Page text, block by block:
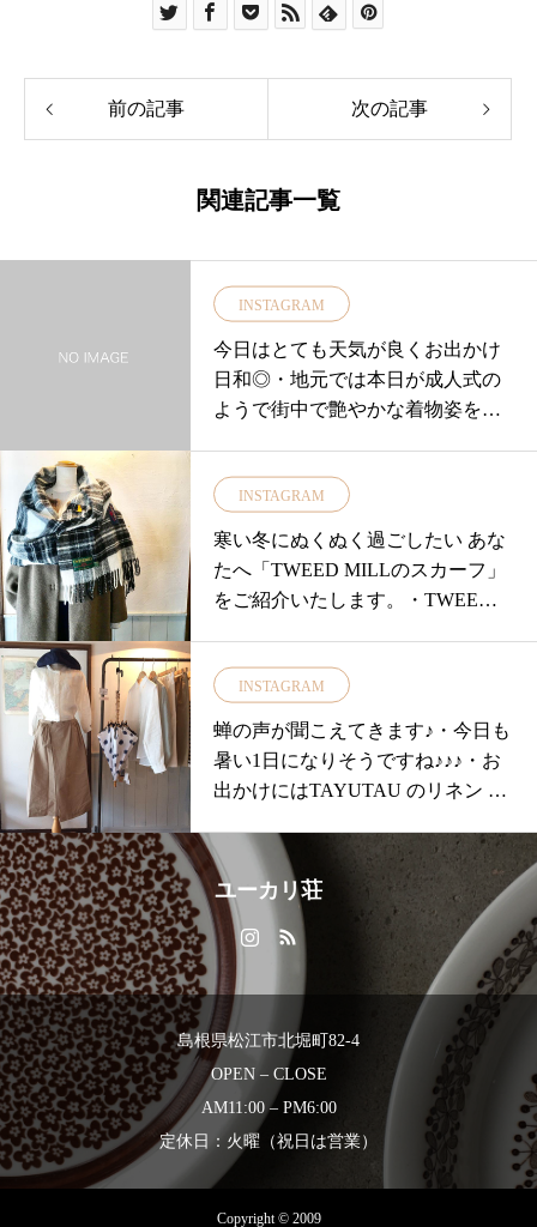
前の記事 次の記事
関連記事一覧
INSTAGRAM
今日はとても天気が良くお出かけ
日和◎・地元では本日が成人式の
ようで街中で艶やかな着物姿を見
す・心からお祝い申し上げますこ
れからの人生が幸せ多き日々であ
りますようお祈りいたします・さ
て 皆さま 大変お待たせ致しまし
ーブソルト◎山のハーブソルト◎
島のハーブソルト再入荷しており
ます.海のハーブソルトクリスマス
島の天日干し塩と広島を中心とし
た10種類のハーブをブレンド♪お魚
によく合います.山のハーブソルト
ミネラルや鉄分豊富なアンデスの
岩塩と広島を中心とした10種類の
ハーブをブレンド♪お肉によく合い
ます.島のハーブソルトクリスマス
島の天日干し塩と広島を中心とし
た10種類のハーブに瀬戸内レモン
をブレンド♪サラダやヨーグルトに
よく合います.今なら全種類揃って
おります！本日も18時まで営業中
♪.#ユーカリ荘#yukarisou#セレクト
ショップ#ライフスタイルショップ
#松江#島根#雑貨#雑貨屋#花やしき
#ハーブソルト#herbsalt#海のハー
ブソルト#山のハーブソルト#島の
INSTAGRAM
寒い冬にぬくぬく過ごしたい あな
たへ「TWEED MILLのスカーフ」
をご紹介いたします。・TWEED
古き良き英国を匂わせるデザイン
と機能性を兼ね備えた製品を提供
しています！・こちらのスカーフ
はさっと羽織ってショールまた寒
OK外でも部屋の中でも大活躍2通
りの使い方を楽しめます！・ ボリ
ュームたっぷりで温かさも格別大
きなサイズだからこそお尻まで暖
かく包み込んでくれます・＊＊素
材はピュアニューウール使用＊
＊・耐久性に優れ軽くて柔らか通
気性が良いのに暖かいという特徴
をもっています・化学肥料ゼロ、
殺虫剤などの科学薬品も使わず育
てられた羊から採れるピュアニュ
ーウールは本来の毛をそのまま活
INSTAGRAM
蝉の声が聞こえてきます♪・今日も
暑い1日になりそうですね♪♪♪・お
出かけにはTAYUTAU のリネン 七
ムスのコットンスカートはいかが
でしょうか︎・#シンプルビューテ
ィ・#ツタエノヒガサ で凛とした
印象に♡・・#ユーカリ荘#島根#松
江#古民家#雑貨#雑貨屋#ライフス
タイルショップ#セレクトショップ
#TAYUTAU#グラムス#リネン
ユーカリ荘
島根県松江市北堀町82-4
OPEN – CLOSE
AM11:00 – PM6:00
定休日：火曜（祝日は営業）
Copyright © 2009